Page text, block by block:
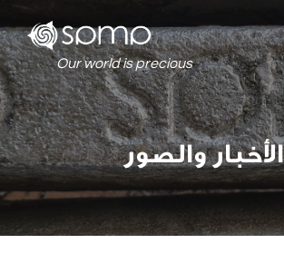
Our world is precious
الأخبار والصور